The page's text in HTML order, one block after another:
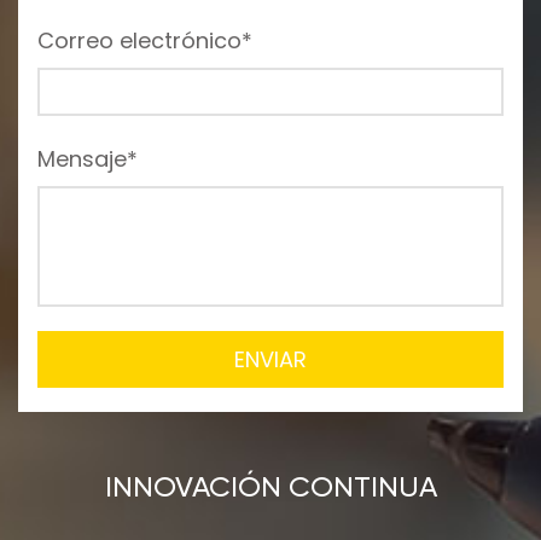
INNOVACIÓN CONTINUA
Correo electrónico*
Mensaje*
ENVIAR